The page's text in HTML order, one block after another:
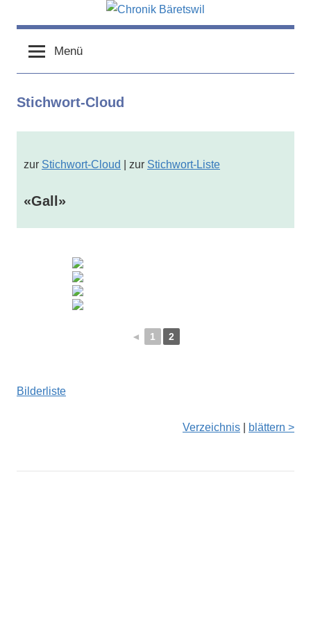
Inhalt
springenchronik-
baeretswil.ch
baeretswil.ch
Menü
Stichwort-Cloud
zur Stichwort-Cloud | zur Stichwort-Liste
«Gall»
◄ 1 2
Bilderliste
Verzeichnis blättern >